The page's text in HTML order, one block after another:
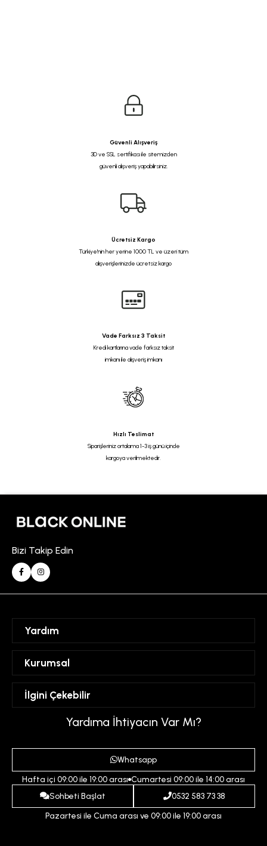
Güvenli Alışveriş
3D ve SSL sertifikası ile sitemizden
güvenli alışveriş yapabilirsiniz.
Ücretsiz Kargo
Türkiye'nin her yerine 1000 TL ve üzeri tüm
alışverişlerinizde ücretsiz kargo
Vade Farksız 3 Taksit
Kredi kartlarına vade farksız taksit
imkanı ile alışveriş imkanı
Hızlı Teslimat
Siparişleriniz ortalama 1-3 iş günü içinde
kargoya verilmektedir.
Bizi Takip Edin
Yardım
Hesabım
Favorilerim
Kurumsal
Mesafeli Satış Sözleşmesi
Üyelik Sözleşmesi
Gizlilik ve Güvenlik Politikası
Ödeme ve Teslimat Koşulları
İptal ve İade Koşulları
İlgini Çekebilir
İndirim
Yardıma İhtiyacın Var Mı?
Whatsapp
Hafta içi 09:00 ile 19:00 arası Cumartesi 09:00 ile 14:00 arası
Sohbeti Başlat
0532 583 73 38
Pazartesi ile Cuma arası ve 09:00 ile 19:00 arası